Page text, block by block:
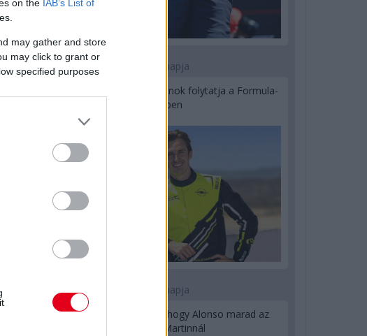
on the IAB’s List of
may gather and store
may click to grant or
specified purposes
1 napja
Újabb korábbi F2-es bajnok folytatja a Formula-
E-ben
1 napja
Newey biztos benne, hogy Alonso marad az
Aston Martinnál